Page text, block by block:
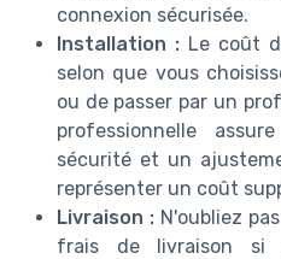
connexion sécurisée.
Installation : Le coût
selon que vous
ou de passer par un
professionnelle
sécurité et un
représenter un coût
Livraison : N'oubliez
frais de livraison si